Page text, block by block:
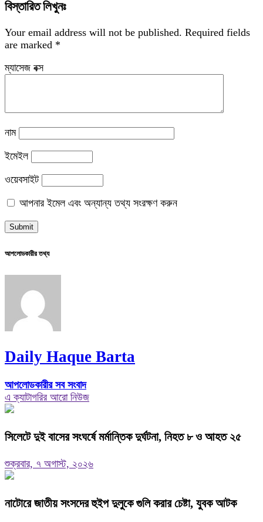
বিস্তারিত লিখুনঃ
Your email address will not be published. Required fields
are marked *
ম্যাসেজ বক্স
নাম
ইমেইল
ওয়েবসাইট
আপনার ইমেল এবং অন্যান্য তথ্য সংরক্ষণ করুন
আপলোডকারীর তথ্য
Daily Haque Barta
আপলোডকারীর সব সংবাদ
এ ক্যাটাগরির আরো নিউজ
সিলেটে দুই বাসের সংঘর্ষে মর্মান্তিক দুর্ঘটনা, নিহত ৮ ও আহত ২৫
শুক্রবার, ৭ অগাস্ট, ২০২৬
নাটোরে জাতীয় সংসদের হুইপ দুলুকে গুলি করার চেষ্টা, যুবক আটক